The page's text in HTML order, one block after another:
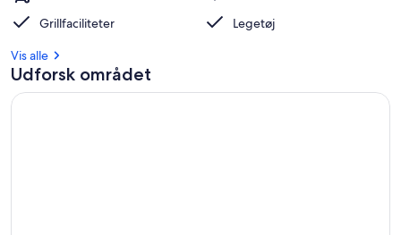
Grillfaciliteter
Legetøj
Vis alle
Udforsk området